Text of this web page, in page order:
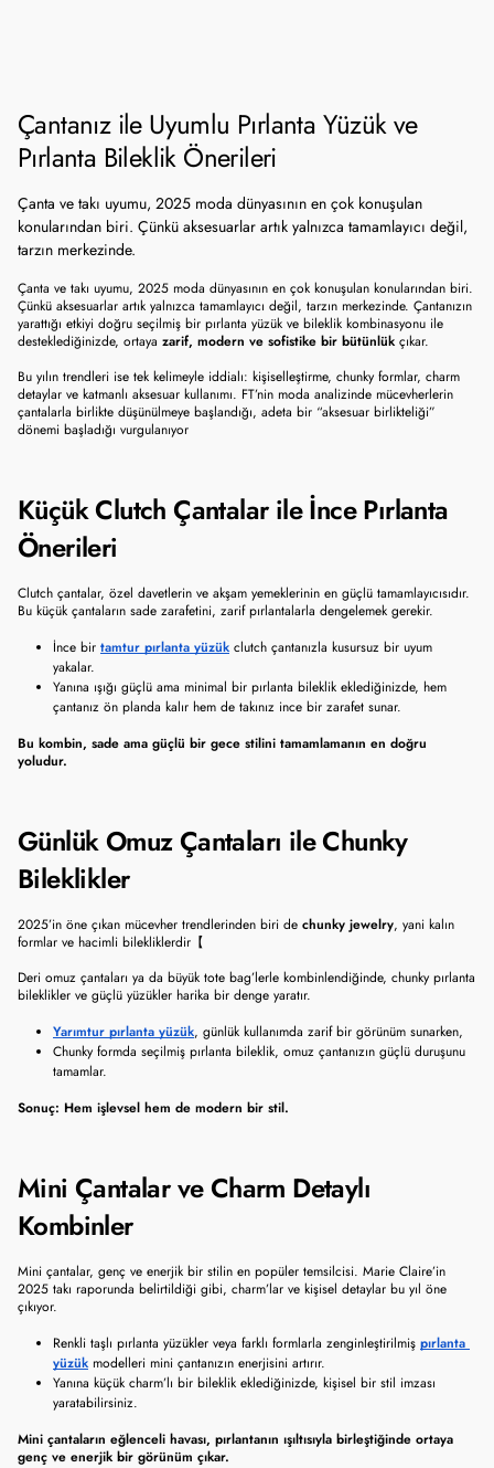
Çantanız ile Uyumlu Pırlanta Yüzük ve
Pırlanta Bileklik Önerileri
Çanta ve takı uyumu, 2025 moda dünyasının en çok konuşulan
konularından biri. Çünkü aksesuarlar artık yalnızca tamamlayıcı değil,
tarzın merkezinde.
Çanta ve takı uyumu, 2025 moda dünyasının en çok konuşulan konularından biri.
Çünkü aksesuarlar artık yalnızca tamamlayıcı değil, tarzın merkezinde. Çantanızın
yarattığı etkiyi doğru seçilmiş bir pırlanta yüzük ve bileklik kombinasyonu ile
desteklediğinizde, ortaya zarif, modern ve sofistike bir bütünlük çıkar.
Bu yılın trendleri ise tek kelimeyle iddialı: kişiselleştirme, chunky formlar, charm
detaylar ve katmanlı aksesuar kullanımı. FT’nin moda analizinde mücevherlerin
çantalarla birlikte düşünülmeye başlandığı, adeta bir “aksesuar birlikteliği”
dönemi başladığı vurgulanıyor
Küçük Clutch Çantalar ile İnce Pırlanta
Önerileri
Clutch çantalar, özel davetlerin ve akşam yemeklerinin en güçlü tamamlayıcısıdır.
Bu küçük çantaların sade zarafetini, zarif pırlantalarla dengelemek gerekir.
İnce bir tamtur pırlanta yüzük clutch çantanızla kusursuz bir uyum
yakalar.
Yanına ışığı güçlü ama minimal bir pırlanta bileklik eklediğinizde, hem
çantanız ön planda kalır hem de takınız ince bir zarafet sunar.
Bu kombin, sade ama güçlü bir gece stilini tamamlamanın en doğru
yoludur.
Günlük Omuz Çantaları ile Chunky
Bileklikler
2025’in öne çıkan mücevher trendlerinden biri de chunky jewelry, yani kalın
formlar ve hacimli bilekliklerdir【
Deri omuz çantaları ya da büyük tote bag’lerle kombinlendiğinde, chunky pırlanta
bileklikler ve güçlü yüzükler harika bir denge yaratır.
Yarımtur pırlanta yüzük, günlük kullanımda zarif bir görünüm sunarken,
Chunky formda seçilmiş pırlanta bileklik, omuz çantanızın güçlü duruşunu
tamamlar.
Sonuç: Hem işlevsel hem de modern bir stil.
Mini Çantalar ve Charm Detaylı
Kombinler
Mini çantalar, genç ve enerjik bir stilin en popüler temsilcisi. Marie Claire’in
2025 takı raporunda belirtildiği gibi, charm’lar ve kişisel detaylar bu yıl öne
çıkıyor.
Renkli taşlı pırlanta yüzükler veya farklı formlarla zenginleştirilmiş pırlanta
yüzük modelleri mini çantanızın enerjisini artırır.
Yanına küçük charm’lı bir bileklik eklediğinizde, kişisel bir stil imzası
yaratabilirsiniz.
Mini çantaların eğlenceli havası, pırlantanın ışıltısıyla birleştiğinde ortaya
genç ve enerjik bir görünüm çıkar.